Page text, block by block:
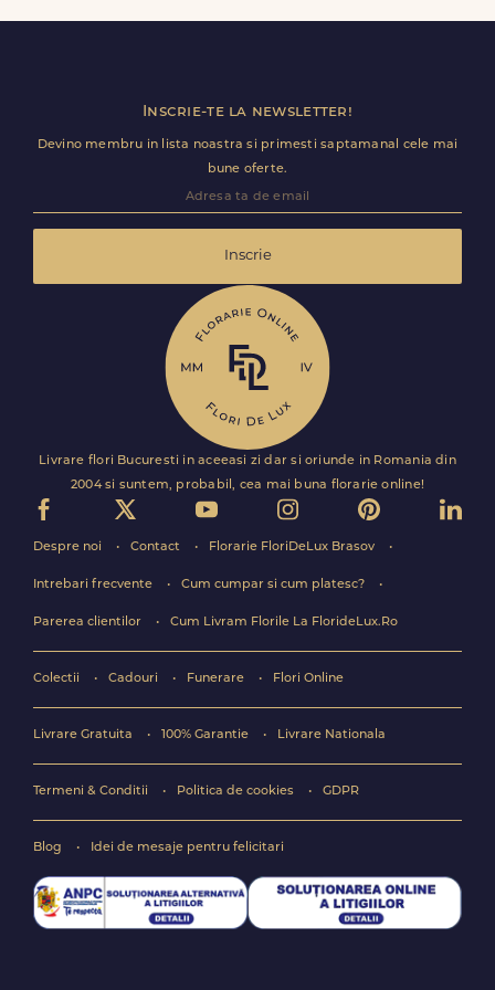
utile (nume receptie, etaj, salon) ca livrarea sa decurga
Inscrie-te la newsletter!
Devino membru in lista noastra si primesti saptamanal cele mai
bune oferte.
Inscrie
Livrare flori Bucuresti in aceeasi zi dar si oriunde in Romania din
2004 si suntem, probabil, cea mai buna florarie online!
Despre noi Contact Florarie FloriDeLux Brasov
Intrebari frecvente Cum cumpar si cum platesc?
Parerea clientilor Cum Livram Florile La FlorideLux.Ro
Colectii Cadouri Funerare Flori Online
Livrare Gratuita 100% Garantie Livrare Nationala
Termeni & Conditii Politica de cookies GDPR
Blog Idei de mesaje pentru felicitari